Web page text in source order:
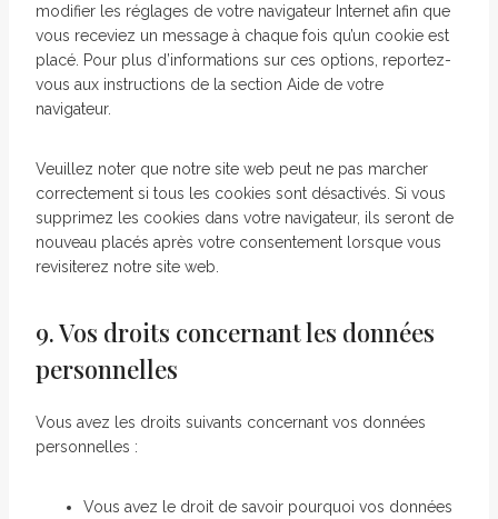
modifier les réglages de votre navigateur Internet afin que
vous receviez un message à chaque fois qu’un cookie est
placé. Pour plus d’informations sur ces options, reportez-
vous aux instructions de la section Aide de votre
navigateur.
Veuillez noter que notre site web peut ne pas marcher
correctement si tous les cookies sont désactivés. Si vous
supprimez les cookies dans votre navigateur, ils seront de
nouveau placés après votre consentement lorsque vous
revisiterez notre site web.
9. Vos droits concernant les données
personnelles
Vous avez les droits suivants concernant vos données
personnelles :
Vous avez le droit de savoir pourquoi vos données